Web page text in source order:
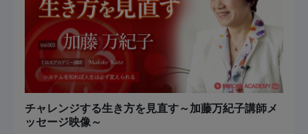
チャレンジする生き方を見直す～加藤万紀子講師メ
ッセージ映像～